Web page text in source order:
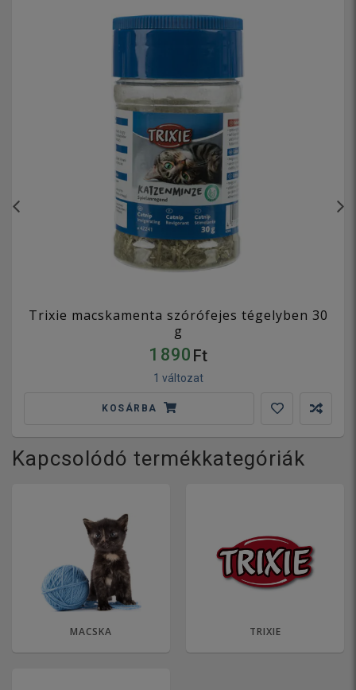
Trixie macskamenta szórófejes tégelyben 30
g
1 890 Ft
1 változat
KOSÁRBA
Kapcsolódó termékkategóriák
MACSKA TRIXIE